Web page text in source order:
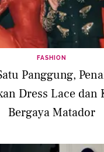
FASHION
Panggung,
Dress Lace dan
Bergaya Matador